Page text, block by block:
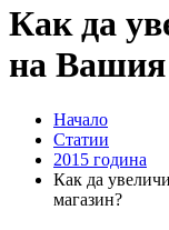
Как да
на Вашия
Начало
Статии
2015 година
Как да
магазин?